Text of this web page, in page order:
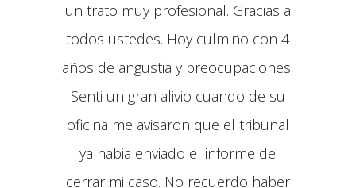
un trato muy profesional. Gracias a
todos ustedes. Hoy culmino con 4
años de angustia y preocupaciones.
Senti un gran alivio cuando de su
oficina me avisaron que el tribunal
ya habia enviado el informe de
cerrar mi caso. No recuerdo haber